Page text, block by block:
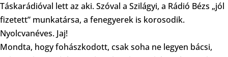
Táskarádióval lett az aki. Szóval a Szilágyi, a Rádió Bézs „jól
fizetett” munkatársa, a fenegyerek is korosodik.
Nyolcvanéves. Jaj!
Mondta, hogy fohászkodott, csak soha ne legyen bácsi,